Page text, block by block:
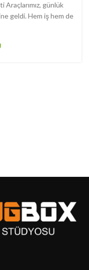
günlük
geldi. Hem iş hem de